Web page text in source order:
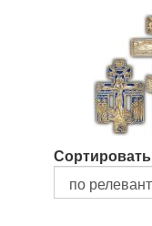
Сортировать